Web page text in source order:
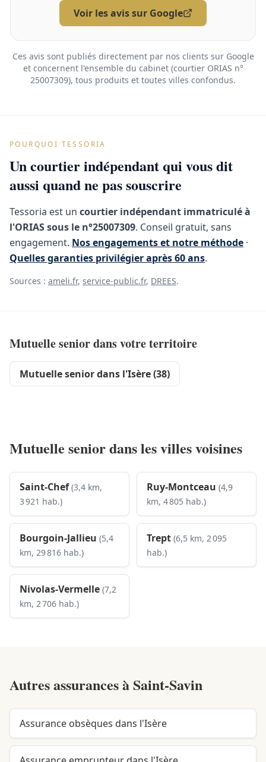
Voir les avis sur Google
Ces avis sont publiés directement par nos clients sur Google
et concernent l'ensemble du cabinet (courtier ORIAS n°
25007309), tous produits et toutes villes confondus.
POURQUOI TESSORIA
Un courtier indépendant qui vous dit
aussi quand ne pas souscrire
Tessoria est un courtier indépendant immatriculé à
l'ORIAS sous le n°25007309. Conseil gratuit, sans
engagement. Nos engagements et notre méthode ·
Quelles garanties privilégier après 60 ans.
Sources : ameli.fr, service-public.fr, DREES.
Mutuelle senior dans votre territoire
Mutuelle senior dans l'Isère (38)
Mutuelle senior dans les villes voisines
Saint-Chef(3,4 km,
3 921 hab.)
Ruy-Montceau (4,9
km, 4 805 hab.)
Bourgoin-Jallieu (5,4
km, 29 816 hab.)
Trept (6,5 km, 2 095
hab.)
Nivolas-Vermelle (7,2
km, 2 706 hab.)
Autres assurances àSaint-Savin
Assurance obsèques dans l'Isère